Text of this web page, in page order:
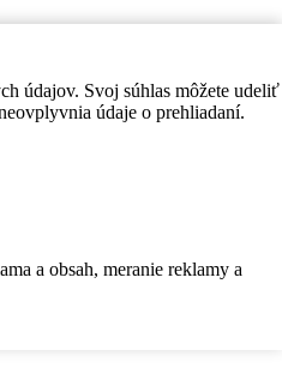
údajov. Svoj súhlas môžete udeliť
údaje o prehliadaní.
a obsah, meranie reklamy a